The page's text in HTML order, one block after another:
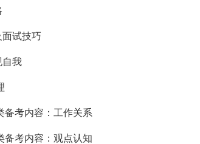
试技巧
自我
备考内容：工作关系
备考内容：观点认知